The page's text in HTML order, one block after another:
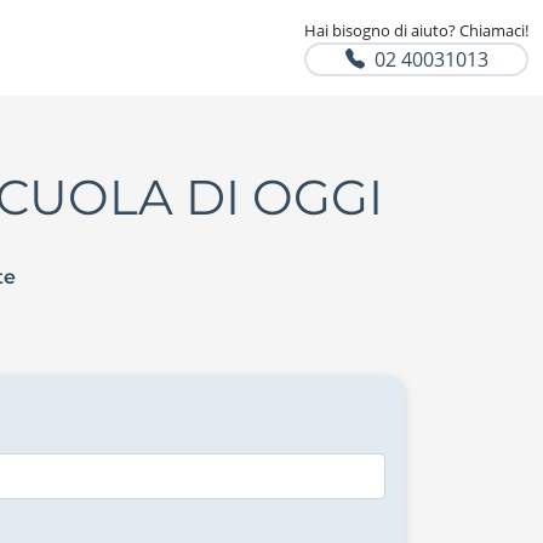
Hai bisogno di aiuto? Chiamaci!
02 40031013
DI OGGI